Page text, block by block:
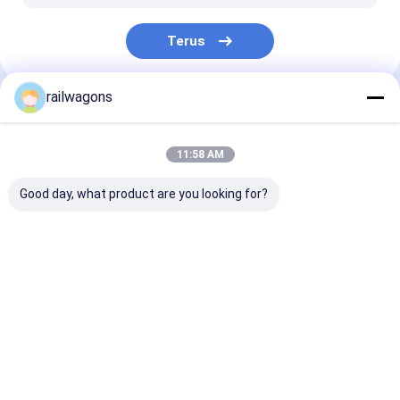
Terus
Kategori Kami
railwagons
11:58 AM
Good day, what product are you looking for?